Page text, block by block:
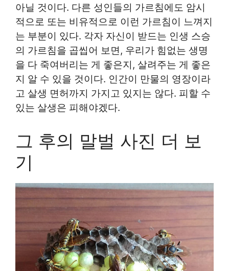
아닐 것이다. 다른 성인들의 가르침에도 암시
적으로 또는 비유적으로 이런 가르침이 느껴지
는 부분이 있다. 각자 자신이 받드는 인생 스승
의 가르침을 곱씹어 보면, 우리가 힘없는 생명
을 다 죽여버리는 게 좋은지, 살려주는 게 좋은
지 알 수 있을 것이다. 인간이 만물의 영장이라
고 살생 면허까지 가지고 있지는 않다. 피할 수
있는 살생은 피해야겠다.
그 후의 말벌 사진 더 보
기